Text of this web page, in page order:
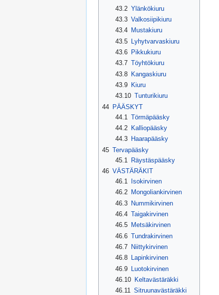
43.2 Ylänkökiuru
43.3 Valkosiipikiuru
43.4
Mustakiuru
43.5 Lyhytvarvaskiuru
43.6
Pikkukiuru
43.7 Töyhtökiuru
43.8 Kangaskiuru
43.9
Kiuru
43.10 Tunturikiuru
44 PÄÄSKYT
44.1 Törmäpääsky
44.2
Kalliopääsky
44.3
Haarapääsky
45 Tervapääsky
45.1
Räystäspääsky
46 VÄSTÄRÄKIT
46.1
Isokirvinen
46.2
Mongoliankirvinen
46.3 Nummikirvinen
46.4 Taigakirvinen
46.5
Metsäkirvinen
46.6 Tundrakirvinen
46.7
Niittykirvinen
46.8
Lapinkirvinen
46.9 Luotokirvinen
46.10
Keltavästäräkki
46.11 Sitruunavästäräkki